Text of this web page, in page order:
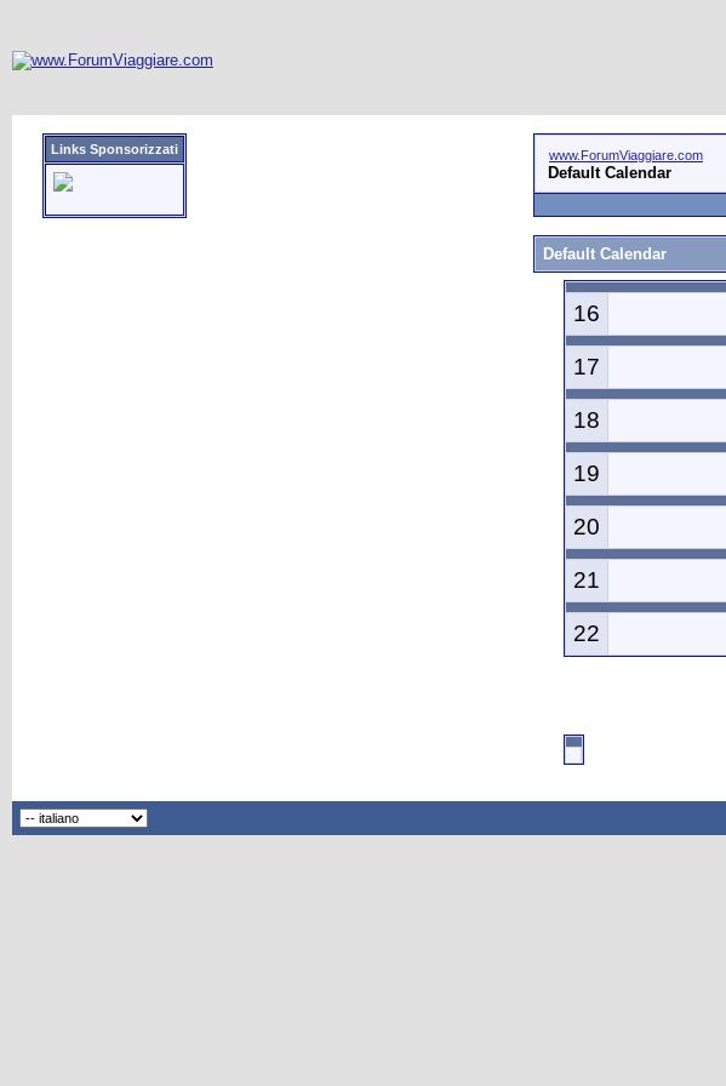
Links Sponsorizzati www.ForumViaggiare.com
Default Calendar
Default Calendar
16
17
18
19
20
21
22